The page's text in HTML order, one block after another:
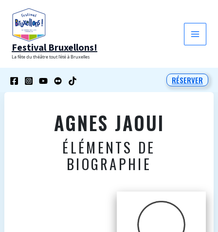
contenu
Festival Bruxellons!
La fête du théâtre tout l'été à Bruxelles
RÉSERVER
AGNES JAOUI
ÉLÉMENTS DE
BIOGRAPHIE